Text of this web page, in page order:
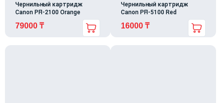
Чернильный картридж
Canon PFI-2100 Orange
79000 ₸
Чернильный картридж
Canon PFI-5100 Red
16000 ₸